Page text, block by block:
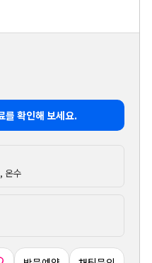
를 확인해 보세요.
온수